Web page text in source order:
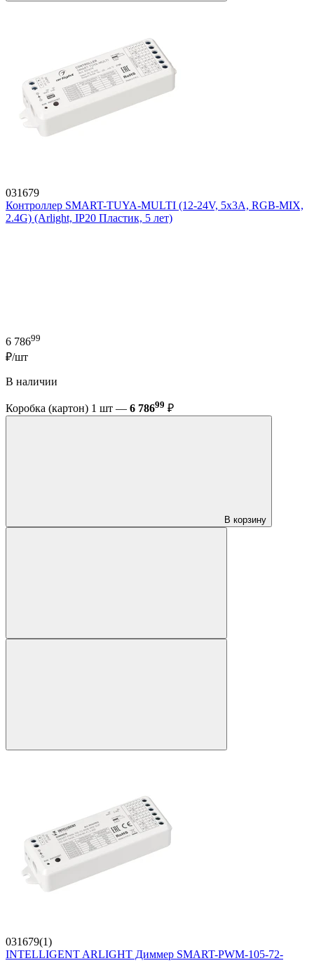
031679
Контроллер SMART-TUYA-MULTI (12-24V, 5x3A, RGB-MIX,
2.4G) (Arlight, IP20 Пластик, 5 лет)
6 78699
₽/шт
В наличии
Коробка (картон) 1 шт — 6 78699 ₽
В корзину
031679(1)
INTELLIGENT ARLIGHT Диммер SMART-PWM-105-72-